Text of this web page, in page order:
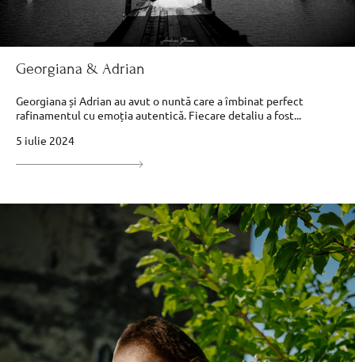
Georgiana & Adrian
Georgiana și Adrian au avut o nuntă care a îmbinat perfect
rafinamentul cu emoția autentică. Fiecare detaliu a fost...
5 iulie 2024